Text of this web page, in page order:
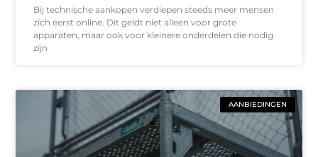
Bij technische aankopen verdiepen steeds meer mensen
zich eerst online. Dit geldt niet alleen voor grote
apparaten, maar ook voor kleinere onderdelen die nodig
zijn
AANBIEDINGEN